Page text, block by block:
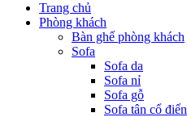
Trang chủ
Phòng khách
Bàn ghế phòng khách
Sofa
Sofa da
Sofa nỉ
Sofa gỗ
Sofa tân cổ điển